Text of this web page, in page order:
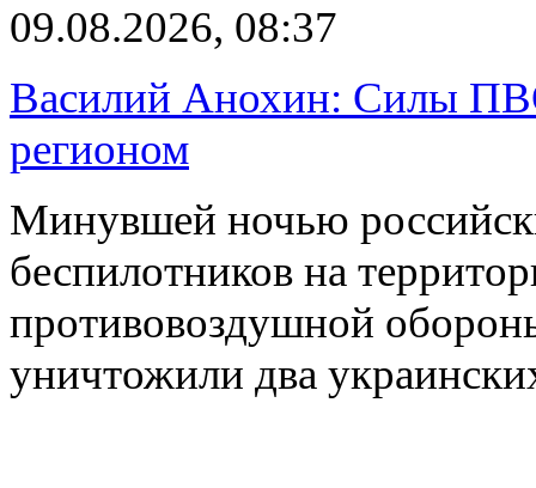
09.08.2026, 08:37
Василий Анохин: Силы
регионом
Минувшей ночью
беспилотников на
противовоздушной
уничтожили два